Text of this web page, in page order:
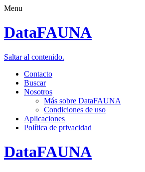
Menu
DataFAUNA
Saltar al contenido.
Contacto
Buscar
Nosotros
Más sobre DataFAUNA
Condiciones de uso
Aplicaciones
Política de privacidad
DataFAUNA